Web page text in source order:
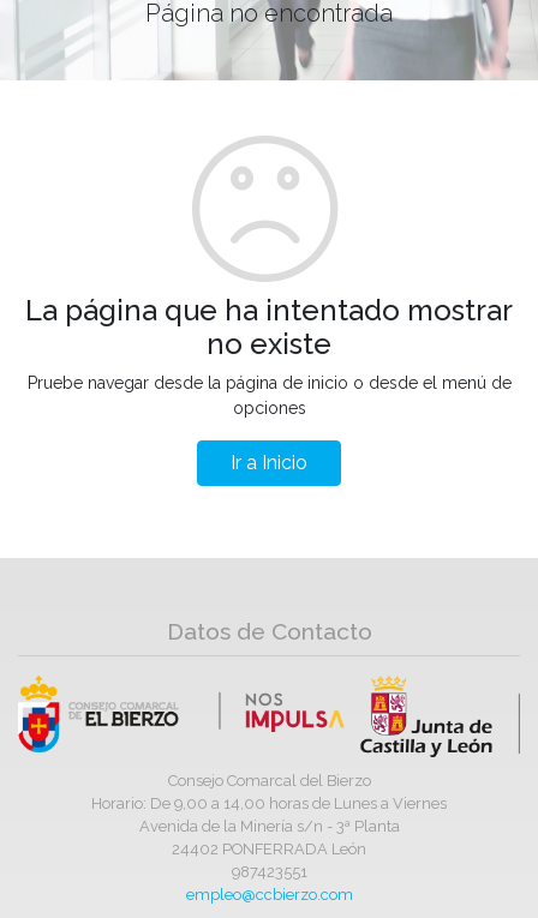
Página no encontrada
La página que ha intentado mostrar
no existe
Pruebe navegar desde la página de inicio o desde el menú de
opciones
Ir a Inicio
Datos de Contacto
Consejo Comarcal del Bierzo
Horario: De 9,00 a 14,00 horas de Lunes a Viernes
Avenida de la Minería s/n - 3ª Planta
24402 PONFERRADA León
987423551
empleo@ccbierzo.com